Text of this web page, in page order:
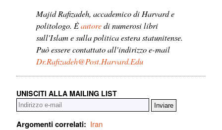
Majid Rafizadeh, accademico di Harvard e
politologo. Èautoredi numerosi libri
sull'Islam e sulla politica estera statunitense.
Può essere contattato all'indirizzo e-mail
Dr.Rafizadeh@Post.Harvard.Edu
UNISCITI ALLA MAILING LIST
Argomenti correlati: Iran